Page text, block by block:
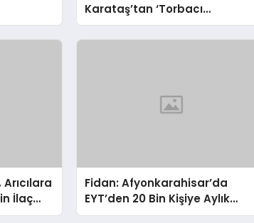
Karataş’tan ‘Torbacı
Dolmuşçu’ Açıklaması
İlaç
Fidan: Afyonkarahisar’da
EYT’den 20 Bin Kişiye Aylık
Bağlandı